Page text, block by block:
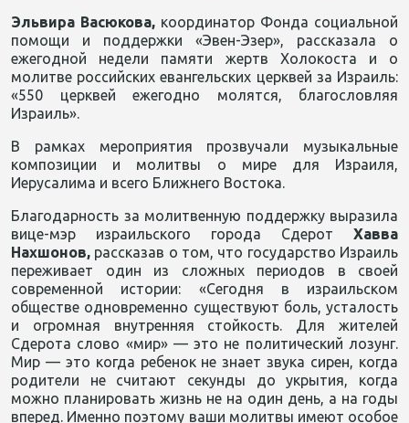
Эльвира Васюкова, координатор Фонда социальной
помощи и поддержки «Эвен-Эзер», рассказала о
ежегодной недели памяти жертв Холокоста и о
молитве российских евангельских церквей за Израиль:
«550 церквей ежегодно молятся, благословляя
Израиль».
В рамках мероприятия прозвучали музыкальные
композиции и молитвы о мире для Израиля,
Иерусалима и всего Ближнего Востока.
Благодарность за молитвенную поддержку выразила
вице-мэр израильского города Сдерот Хавва
Нахшонов, рассказав о том, что государство Израиль
переживает один из сложных периодов в своей
современной истории: «Сегодня в израильском
обществе одновременно существуют боль, усталость
и огромная внутренняя стойкость. Для жителей
Сдерота слово «мир» — это не политический лозунг.
Мир — это когда ребенок не знает звука сирен, когда
родители не считают секунды до укрытия, когда
можно планировать жизнь не на один день, а на годы
вперед. Именно поэтому ваши молитвы имеют особое